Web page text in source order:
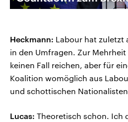
Heckmann: Labour hat zuletzt
in den Umfragen. Zur
keinen Fall reichen, aber für
Koalition womöglich aus
und schottischen
Lucas: Theoretisch schon. Ich